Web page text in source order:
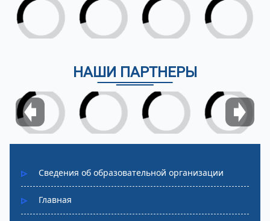
НАШИ ПАРТНЕРЫ
Сведения об образовательной организации
Главная